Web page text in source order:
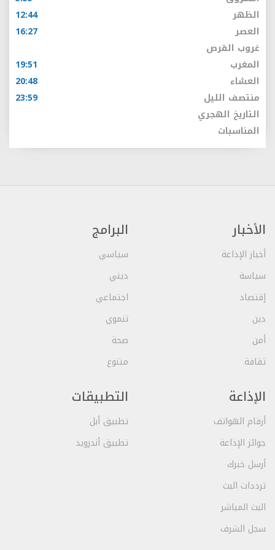
الظهر
12:44
العصر
16:27
غروب القرص
المغرب
19:51
العشاء
20:48
منتصف الليل
23:59
التاريخ الهجري
المناسبات
الأخبار
أخبار الإذاعة
سياسة
إقتصاد
دين
أمن
ثقافة
البرامج
سياسي
ديني
اجتماعي
تنموي
صحة
متنوع
الإذاعة
أرقام الهواتف
جوائز الإذاعة
أرسل خبرك
ترددات البث
البث المباشر
سجل الشرف
التطبيقات
تطبيق أبل
تطبيق أندرويد